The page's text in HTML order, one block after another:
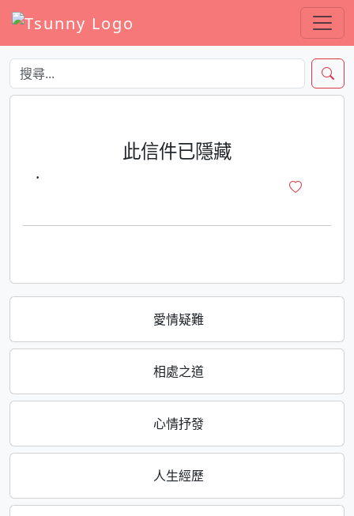
愛情疑難
相處之道
心情抒發
人生經歷
此信件已隱藏
·